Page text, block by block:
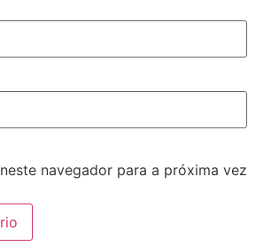
navegador para a próxima vez